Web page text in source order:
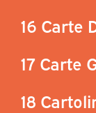
16 Carte
17 Carte
18